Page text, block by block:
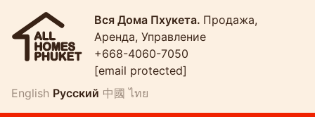
Вся Дома Пхукета. Продажа,
Аренда, Управление
+668-4060-7050
[email protected]
English Русский 中國 ไทย